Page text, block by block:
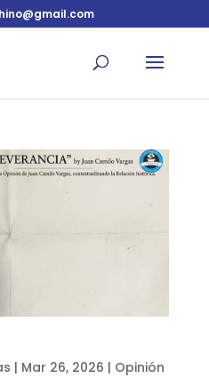
| Mar 26, 2026 | Opinión